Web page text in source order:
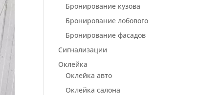
Бронирование кузова
Бронирование лобового
Бронирование фасадов
Сигнализации
Оклейка
Оклейка авто
Оклейка салона